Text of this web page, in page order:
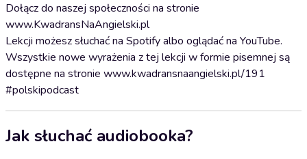
Dołącz do naszej społeczności na stronie
www.KwadransNaAngielski.pl
Lekcji możesz słuchać na Spotify albo oglądać na YouTube.
Wszystkie nowe wyrażenia z tej lekcji w formie pisemnej są
dostępne na stronie www.kwadransnaangielski.pl/191
#polskipodcast
Jak słuchać audiobooka?